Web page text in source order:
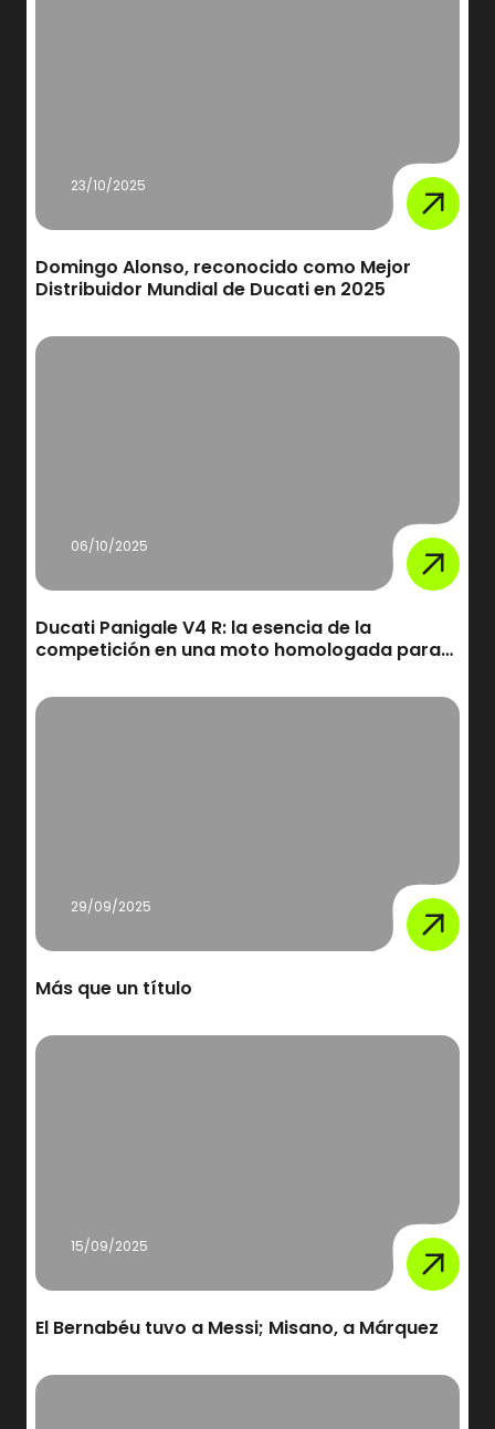
23/10/2025
Domingo Alonso, reconocido como Mejor
Distribuidor Mundial de Ducati en 2025
06/10/2025
Ducati Panigale V4 R: la esencia de la
competición en una moto homologada para
29/09/2025
Más que un título
15/09/2025
El Bernabéu tuvo a Messi; Misano, a Márquez